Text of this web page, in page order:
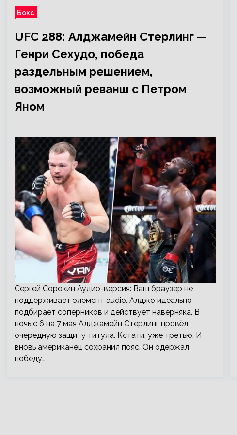
Бокс
UFC 288: Алджамейн Стерлинг —
Генри Сехудо, победа
раздельным решением,
возможный реванш с Петром
Яном
Сергей Сорокин Аудио-версия: Ваш браузер не
поддерживает элемент audio. Алджо идеально
подбирает соперников и действует наверняка. В
ночь с 6 на 7 мая Алджамейн Стерлинг провёл
очередную защиту титула. Кстати, уже третью. И
вновь американец сохранил пояс. Он одержал
победу…